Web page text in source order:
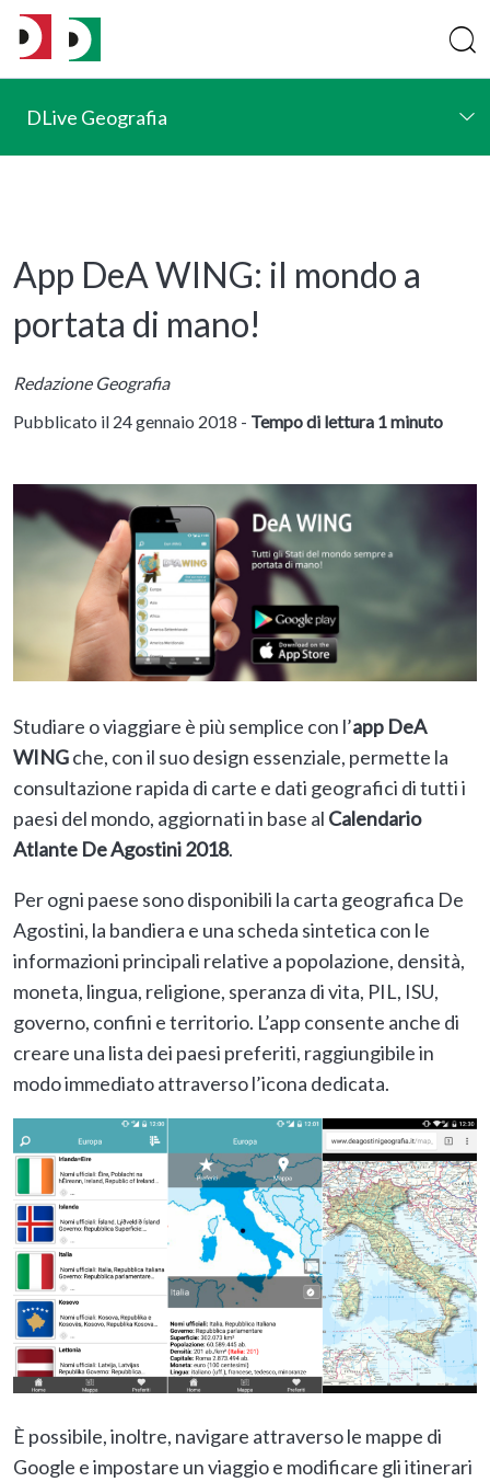
DLive Geografia
App DeA WING: il mondo a
portata di mano!
Redazione Geografia
Pubblicato il 24 gennaio 2018 - Tempo di lettura 1 minuto
Studiare o viaggiare è più semplice con l’app DeA
WINGche, con il suo design essenziale, permette la
consultazione rapida di carte e dati geografici di tutti i
paesi del mondo, aggiornati in base al Calendario
Atlante De Agostini 2018.
Per ogni paese sono disponibili la carta geografica De
Agostini, la bandiera e una scheda sintetica con le
informazioni principali relative a popolazione, densità,
moneta, lingua, religione, speranza di vita, PIL, ISU,
governo, confini e territorio. L’app consente anche di
creare una lista dei paesi preferiti, raggiungibile in
modo immediato attraverso l’icona dedicata.
È possibile, inoltre, navigare attraverso le mappe di
Google e impostare un viaggio e modificare gli itinerari